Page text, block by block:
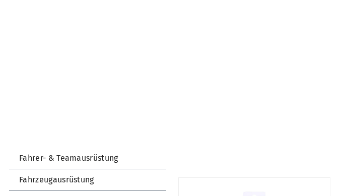
Fahrer- & Teamausrüstung
Fahrzeugausrüstung